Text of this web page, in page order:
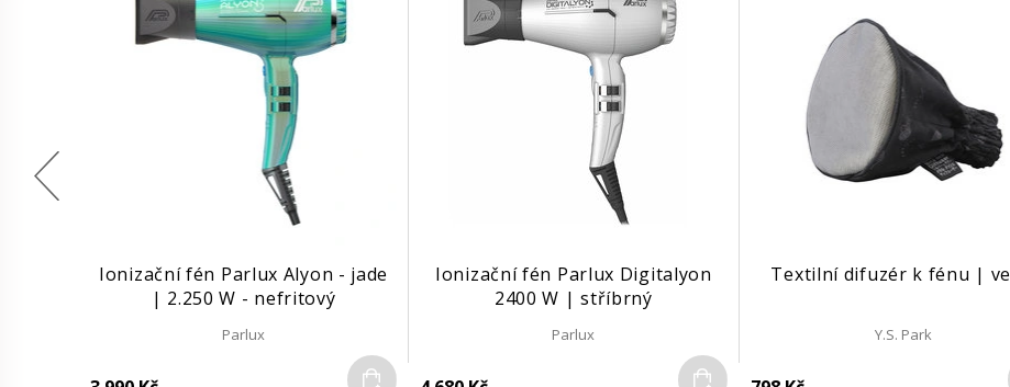
Ionizační fén Parlux Alyon - jade
| 2.250 W - nefritový
Parlux
Do košíku
Ionizační fén Parlux Digitalyon
2400 W | stříbrný
Parlux
Do košíku
Textilní difuzér k fénu |
Y.S. Park